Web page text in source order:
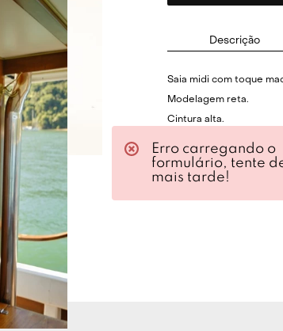
Descrição
Saia midi com toque
Modelagem reta.
Cintura alta.
Sem forro embutido.
Barra com fenda
Fechamento posterior
Erro carregando o
formulário, tente
mais tarde!